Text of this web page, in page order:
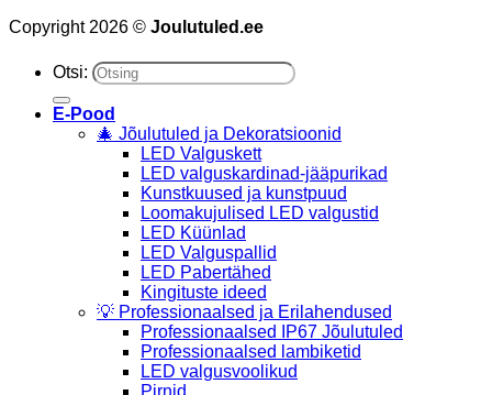
Copyright 2026 © Joulutuled.ee
Otsi:
E-Pood
🎄 Jõulutuled ja Dekoratsioonid
LED Valguskett
LED valguskardinad-jääpurikad
Kunstkuused ja kunstpuud
Loomakujulised LED valgustid
LED Küünlad
LED Valguspallid
LED Pabertähed
Kingituste ideed
💡 Professionaalsed ja Erilahendused
Professionaalsed IP67 Jõulutuled
Professionaalsed lambiketid
LED valgusvoolikud
Pirnid